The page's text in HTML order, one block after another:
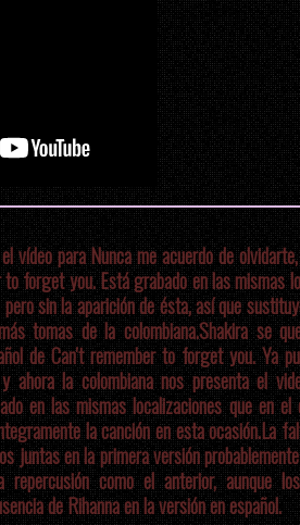
vídeo para Nunca me acuerdo de
to forget you. Está grabado en las mismas
sin la aparición de ésta, así que
tomas de la colombiana.Shakira se
de Can't remember to forget you. Ya
ahora la colombiana nos presenta el
en las mismas localizaciones que en
la canción en esta ocasión.La
juntas en la primera versión
repercusión como el anterior, aunque
de Rihanna en la versión en español.